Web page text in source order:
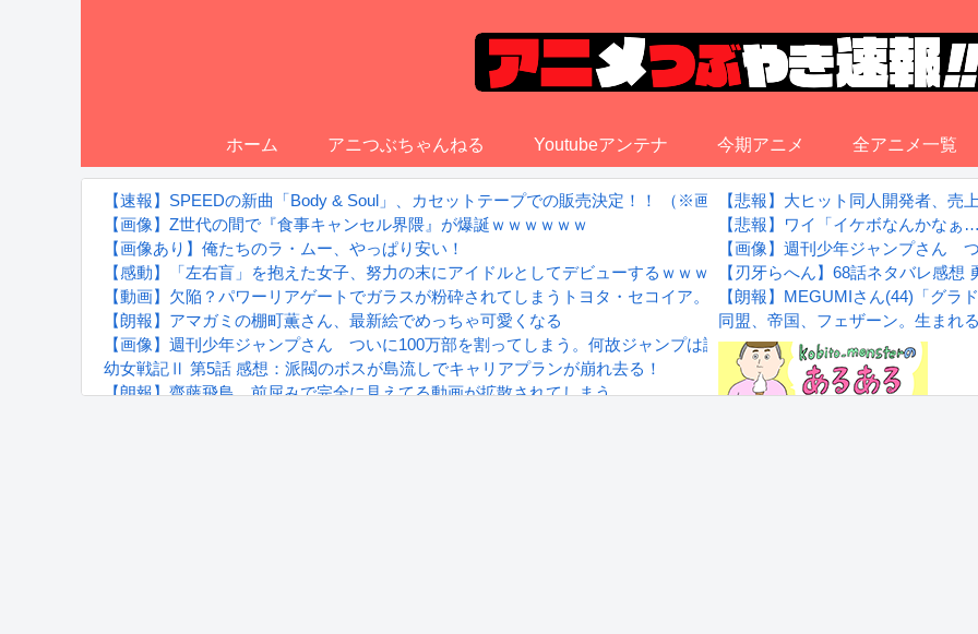
ホーム アニつぶちゃんねる Youtubeアンテナ 今期アニメ 全アニメ一覧
【速報】SPEEDの新曲「Body & Soul」、カセットテープでの販売決定！！ （※画像あり）
【画像】Z世代の間で『食事キャンセル界隈』が爆誕ｗｗｗｗｗｗ
【画像あり】俺たちのラ・ムー、やっぱり安い！
【感動】「左右盲」を抱えた女子、努力の末にアイドルとしてデビューするｗｗｗｗ
【動画】欠陥？パワーリアゲートでガラスが粉砕されてしまうトヨタ・セコイア。
【朗報】アマガミの棚町薫さん、最新絵でめっちゃ可愛くなる
【画像】週刊少年ジャンプさん ついに100万部を割ってしまう。何故ジャンプは読まれなくなったのか
幼女戦記Ⅱ 第5話 感想：派閥のボスが島流しでキャリアプランが崩れ去る！
【朗報】齋藤飛鳥、前屈みで完全に見えてる動画が拡散されてしまう…
【悲報】大ヒット同人開発者、
【悲報】ワイ「イケボなんかな
【画像】週刊少年ジャンプさん
【刃牙らへん】68話ネタバレ感想
【朗報】MEGUMIさん(44)「グラ
同盟、帝国、フェザーン。生まれ